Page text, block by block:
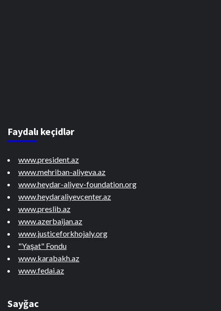
Faydalı keçidlər
www.president.az
www.mehriban-aliyeva.az
www.heydar-aliyev-foundation.org
www.heydaraliyevcenter.az
www.preslib.az
www.azerbaijan.az
www.justiceforkhojaly.org
"Yaşat" Fondu
www.karabakh.az
www.fedai.az
Sayğac